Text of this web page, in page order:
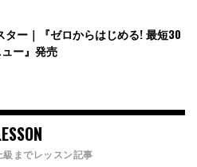
ター｜『ゼロからはじめる! 最短30
ー』発売
までレッスン記事